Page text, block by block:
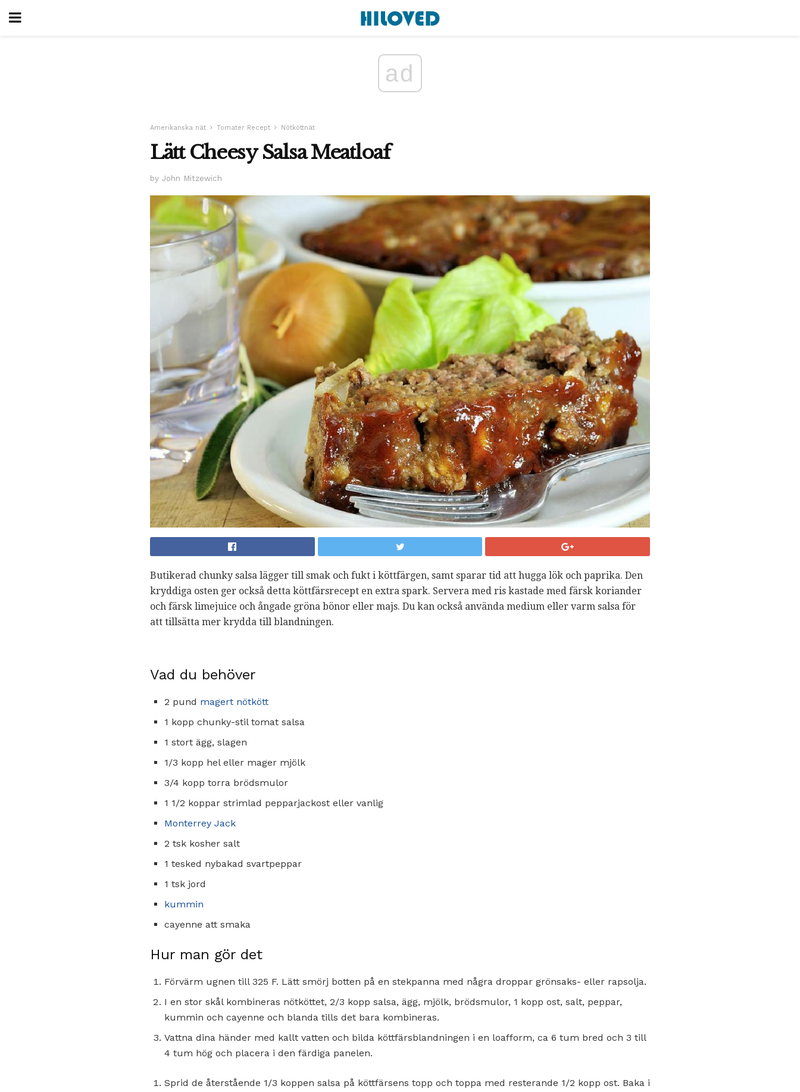
ad
Amerikanska nät Tomater Recept Nötköttnät
Lätt Cheesy Salsa Meatloaf
by John Mitzewich
Butikerad chunky salsa lägger till smak och fukt i köttfärgen, samt sparar tid att hugga lök och paprika. Den
kryddiga osten ger också detta köttfärsrecept en extra spark. Servera med ris kastade med färsk koriander
och färsk limejuice och ångade gröna bönor eller majs. Du kan också använda medium eller varm salsa för
att tillsätta mer krydda till blandningen.
Vad du behöver
2 pund magert nötkött
1 kopp chunky-stil tomat salsa
1 stort ägg, slagen
1/3 kopp hel eller mager mjölk
3/4 kopp torra brödsmulor
1 1/2 koppar strimlad pepparjackost eller vanlig
Monterrey Jack
2 tsk kosher salt
1 tesked nybakad svartpeppar
1 tsk jord
kummin
cayenne att smaka
Hur man gör det
Förvärm ugnen till 325 F. Lätt smörj botten på en stekpanna med några droppar grönsaks- eller rapsolja.
I en stor skål kombineras nötköttet, 2/3 kopp salsa, ägg, mjölk, brödsmulor, 1 kopp ost, salt, peppar,
kummin och cayenne och blanda tills det bara kombineras.
Vattna dina händer med kallt vatten och bilda köttfärsblandningen i en loafform, ca 6 tum bred och 3 till
4 tum hög och placera i den färdiga panelen.
Sprid de återstående 1/3 koppen salsa på köttfärsens topp och toppa med resterande 1/2 kopp ost. Baka i